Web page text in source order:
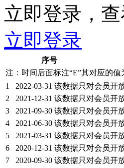
立即登录，
立即登录
序号
注：时间后面标注“E”其对应的
1
2022-03-31 该数据只对会员开
2
2021-12-31 该数据只对会员开
3
2021-09-30 该数据只对会员开
4
2021-06-30 该数据只对会员开
5
2021-03-31 该数据只对会员开
6
2020-12-31 该数据只对会员开
7
2020-09-30 该数据只对会员开